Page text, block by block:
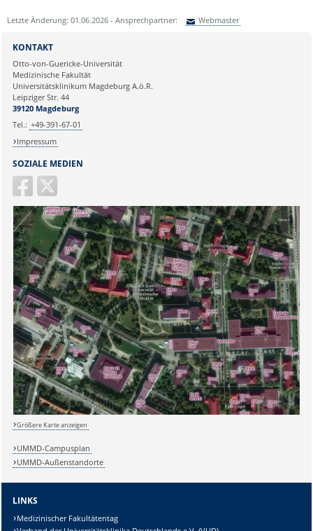
Letzte Änderung: 01.06.2026 - Ansprechpartner: Webmaster
Ihre E-Mailadresse:
Ihr Anliegen:
Sicherheitsabfrage:
Lösung:
SOZIALE MEDIEN
KONTAKT
Otto-von-Guericke-Universität
Medizinische Fakultät
Universitätsklinikum Magdeburg A.ö.R.
Leipziger Str. 44
39120 Magdeburg
Tel.: +49-391-67-01
Impressum
Größere Karte anzeigen
UMMD-Campusplan
UMMD-Außenstandorte
LINKS
Medizinischer Fakultätentag